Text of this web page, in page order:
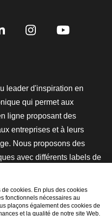
leader d'inspiration en
qui permet aux
ligne proposant des
entreprises et à leurs
Nous proposons des
avec différents labels de
de notre propre
Thuiswinkel e-Academy.
cookies. En plus des cookies
fonctionnels nécessaires au
plaçons également des cookies de
et la qualité de notre site Web.